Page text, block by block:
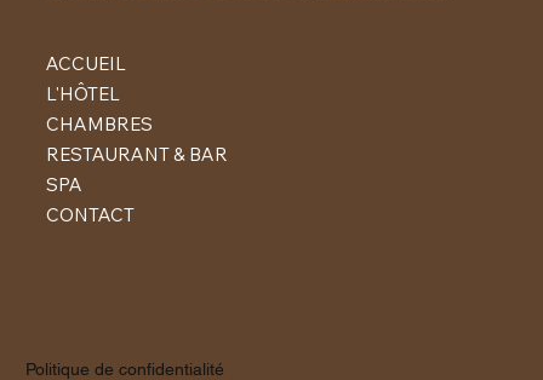
ACCUEIL
L'HÔTEL
CHAMBRES
RESTAURANT & BAR
SPA
CONTACT
Politique de confidentialité